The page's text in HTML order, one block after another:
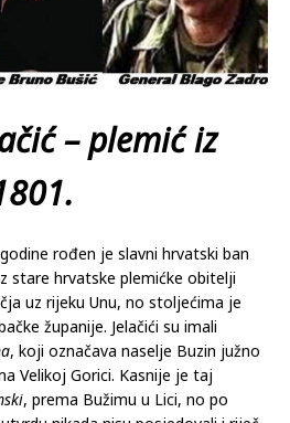
– plemić iz
rođen je slavni hrvatski ban
stare hrvatske plemićke obitelji
uz rijeku Unu, no stoljećima je
županije. Jelačići su imali
, koji označava naselje Buzin južno
Velikoj Gorici. Kasnije je taj
, prema Bužimu u Lici, no po